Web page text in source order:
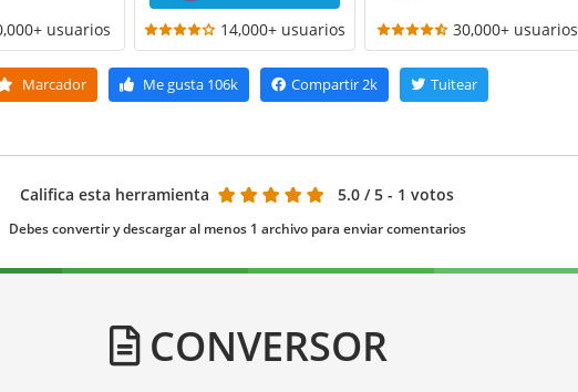
usuarios 14,000+ usuarios 30,000+ usuarios
Marcador Me gusta 106k Compartir2k Tuitear
Califica esta herramienta 5.0 / 5 - 1 votos
Debes convertir y descargar al menos 1 archivo para enviar comentarios
CONVERSOR